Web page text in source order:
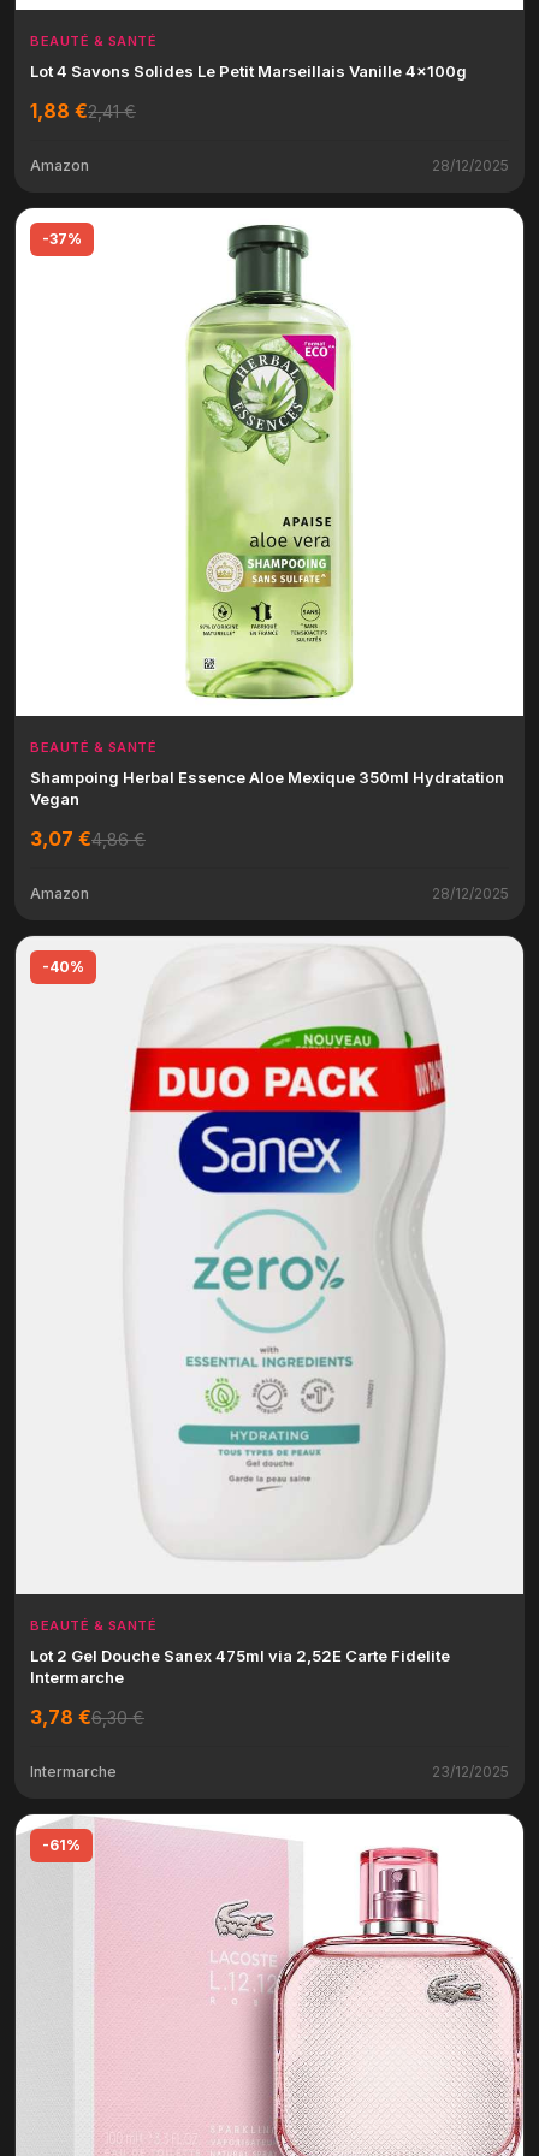
BEAUTÉ & SANTÉ
Lot 4 Savons Solides Le Petit Marseillais Vanille 4x100g
1,88 €2,41 €
Amazon 28/12/2025
-37%
BEAUTÉ & SANTÉ
Shampoing Herbal Essence Aloe Mexique 350ml Hydratation
Vegan
3,07 €4,86 €
Amazon 28/12/2025
-40%
BEAUTÉ & SANTÉ
Lot 2 Gel Douche Sanex 475ml via 2,52E Carte Fidelite
Intermarche
3,78 €6,30 €
Intermarche 23/12/2025
-61%